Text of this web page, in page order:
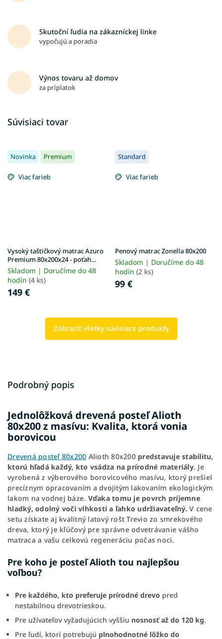
Skutoční ľudia na zákazníckej linke
vypočujú a poradia
Výnos tovaru až domov
za príplatok
Súvisiaci tovar
Novinka Premium
Viac farieb
Vysoký taštičkový matrac Azuro
Premium 80x200x24 - poťah
Exclusive Premium
Skladom | Doručíme do 48
hodín (4 ks)
149 €
Standard
Viac farieb
Penový matrac Zonella 80x200
Skladom | Doručíme do 48
hodín (2 ks)
99 €
Zobraziť všetky súvisiace produkty
Podrobný popis
Jednolôžková drevená posteľ Alioth
80x200 z masívu: Kvalita, ktorá vonia
borovicou
Drevená posteľ 80x200 Alioth 80x200 predstavuje stabilitu,
ktorú hľadá každý, kto vsádza na prírodné materiály. Je
vyrobená z výberového borovicového masívu, ktorý prešiel
precíznym opracovaním a dvojitým lakovaním ekologickým
lakom na vodnej báze. Vďaka tomu je povrch príjemne
hladký, odolný voči vlhkosti a ľahko udržiavateľný. V cene
setu získate aj kvalitný latový rošt Trevio zo smrekového
dreva, ktorý je kľúčový pre správne odvetrávanie vášho
matraca a vašu celkovú regeneráciu počas noci.
Pre koho je posteľ Alioth tou najlepšou
voľbou?
Pre každého, kto preferuje prírodné drevo pred
nestabilnou drevotrieskou.
Pre užívateľov vyžadujúcich vyššiu nosnosť až do 120 kg.
Pre ľudí, ktorí potrebujú plnohodnotné lôžko do